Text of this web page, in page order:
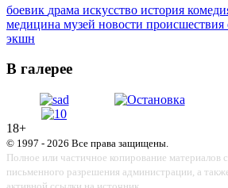
боевик драма искусство история
медицина музей новости происшествия
экшн
В галерее
18+
© 1997 - 2026 Все права защищены.
Полное или частичное копирование материалов
письменного разрешения администрации, а